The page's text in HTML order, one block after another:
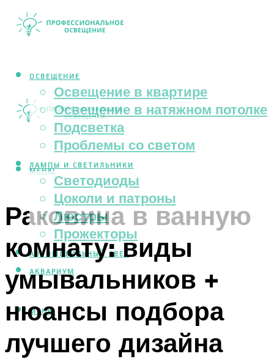
ОСВЕЩЕНИЕ
Освещение в квартире
Освещение в натяжном потолке
Подсветка
Проблемы со светом
ЛАМПЫ И СВЕТИЛЬНИКИ
Светодиоды
Цоколи и патроны
Люстры
Прожекторы
АВТОМОБИЛЬНЫЙ СВЕТ
АКВАРИУМ
МЕНЮ
МЕНЮ
Раковина в ванную
комнату: виды
умывальников +
нюансы подбора
лучшего дизайна